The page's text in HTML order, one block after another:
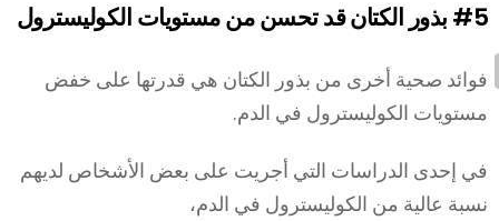
#5 بذور الكتان قد تحسن من مستويات الكوليسترول
فوائد صحية أخرى من بذور الكتان هي قدرتها على خفض
مستويات الكوليسترول في الدم.
في إحدى الدراسات التي أجريت على بعض الأشخاص لديهم
نسبة عالية من الكوليسترول في الدم،